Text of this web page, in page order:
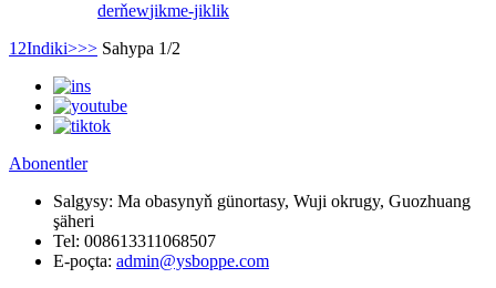
derňewjikme-jiklik
1 2Indiki>>> Sahypa 1/2
Abonentler
Salgysy: Ma obasynyň günortasy, Wuji okrugy, Guozhuang
şäheri
Tel: 008613311068507
E-poçta: admin@ysboppe.com